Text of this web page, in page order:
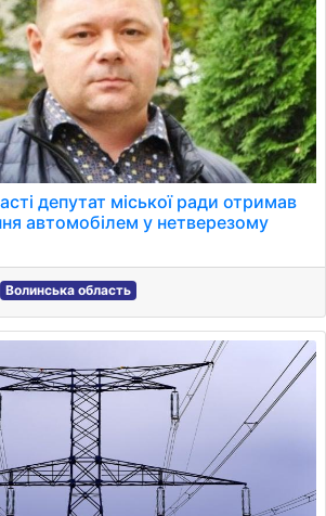
депутат міської ради отримав
автомобілем у нетверезому
Волинська область